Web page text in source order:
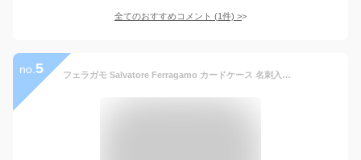
全てのおすすめコメント (1件) >
no. 5 フェラガモ Salvatore Ferragamo カードケース 名刺入れ メンズ ガンチーニ ブランド 本革 革 プレゼント ギフト 男性 黒 ブラック GANCINI CARD HOLDER 66A062 685942 [S]